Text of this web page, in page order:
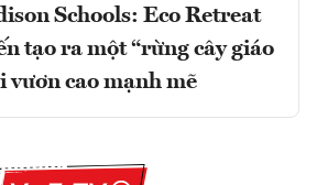
Schools: Eco Retreat
tạo ra một “rừng cây giáo
vươn cao mạnh mẽ